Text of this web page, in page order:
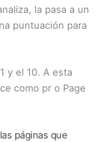
la pasa a un
puntuación para
y el 10. A esta
como pr o Page
páginas que